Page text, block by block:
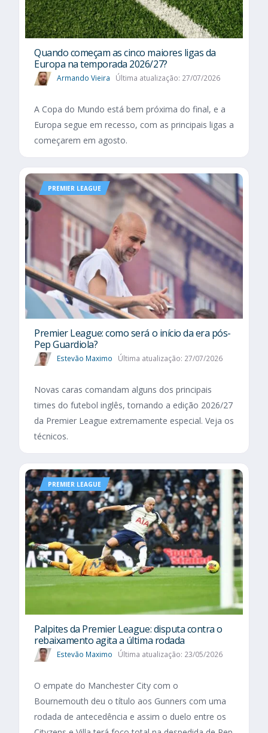
Quando começam as cinco maiores ligas da
Europa na temporada 2026/27?
Armando Vieira Última atualização: 27/07/2026
A Copa do Mundo está bem próxima do final, e a
Europa segue em recesso, com as principais ligas a
começarem em agosto.
PREMIER LEAGUE
Premier League: como será o início da era pós-
Pep Guardiola?
Estevão Maximo Última atualização: 27/07/2026
Novas caras comandam alguns dos principais
times do futebol inglês, tornando a edição 2026/27
da Premier League extremamente especial. Veja os
técnicos.
PREMIER LEAGUE
Palpites da Premier League: disputa contra o
rebaixamento agita a última rodada
Estevão Maximo Última atualização: 23/05/2026
O empate do Manchester City com o
Bournemouth deu o título aos Gunners com uma
rodada de antecedência e assim o duelo entre os